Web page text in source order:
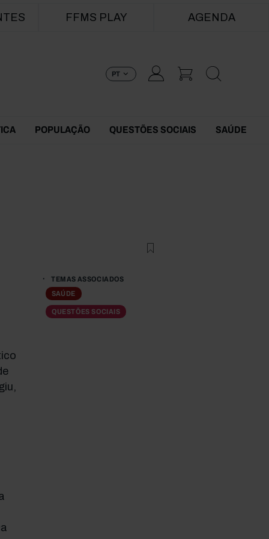
FFMS PLAY AGENDA
PT
POPULAÇÃO QUESTÕES SOCIAIS SAÚDE
TEMAS ASSOCIADOS
SAÚDE
QUESTÕES SOCIAIS